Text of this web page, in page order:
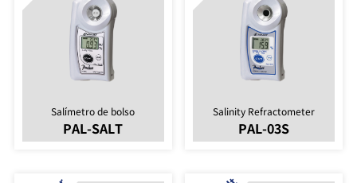
Salímetro de bolso
PAL-SALT
Salinity Refractometer
PAL-03S